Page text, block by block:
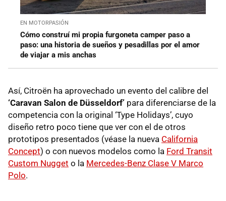
EN MOTORPASIÓN
Cómo construí mi propia furgoneta camper paso a
paso: una historia de sueños y pesadillas por el amor
de viajar a mis anchas
Así, Citroën ha aprovechado un evento del calibre del
‘Caravan Salon de Düsseldorf’ para diferenciarse de la
competencia con la original ‘Type Holidays’, cuyo
diseño retro poco tiene que ver con el de otros
prototipos presentados (véase la nueva California
Concept) o con nuevos modelos como la Ford Transit
Custom Nugget o la Mercedes-Benz Clase V Marco
Polo.